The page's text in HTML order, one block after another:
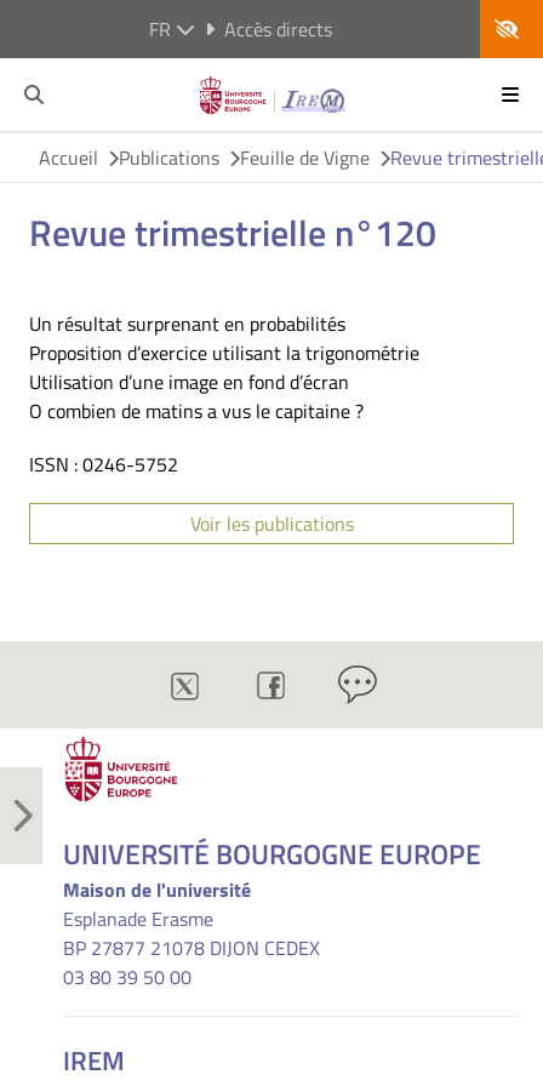
FR Accès directs
Accueil Publications Feuille de Vigne Revue
Revue trimestrielle n°120
Un résultat surprenant en probabilités
Proposition d’exercice utilisant la trigonométrie
Utilisation d’une image en fond d’écran
O combien de matins a vus le capitaine ?
ISSN : 0246-5752
Voir les publications
UNIVERSITÉ BOURGOGNE EUROPE
Maison de l'université
Esplanade Erasme
BP 27877 21078 DIJON CEDEX
03 80 39 50 00
IREM